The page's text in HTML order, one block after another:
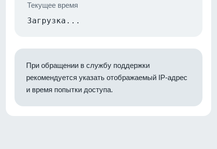
Текущее время
Загрузка...
При обращении в службу поддержки
рекомендуется указать отображаемый IP-адрес
и время попытки доступа.